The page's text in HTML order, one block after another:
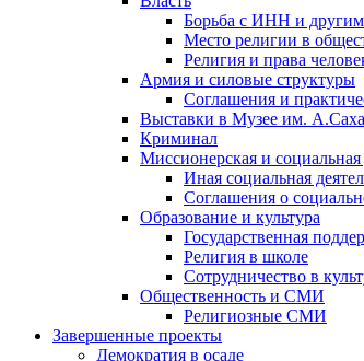
Борьба с ИНН и
Место религии в
Религия и права
Армия и силовые структуры
Соглашения и
Выставки в Музее им.
Криминал
Миссионерская и социальная
Иная социальная
Соглашения о
Образование и культура
Государственная
Религия в школе
Сотрудничество в
Общественность и СМИ
Религиозные СМИ
Завершенные проекты
Демократия в осаде